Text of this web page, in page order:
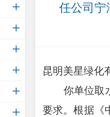
任公司宁
昆明美星绿化
你单位取
要求。根据《